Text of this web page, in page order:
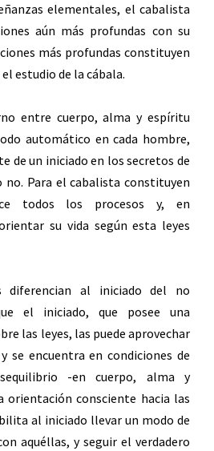
elementales, el cabalista
aún más profundas con su
más profundas constituyen
estudio de la cábala.
entre cuerpo, alma y espíritu
automático en cada hombre,
de un iniciado en los secretos de
no. Para el cabalista constituyen
todos los procesos y, en
su vida según esta leyes
diferencian al iniciado del no
el iniciado, que posee una
las leyes, las puede aprovechar
se encuentra en condiciones de
-en cuerpo, alma y
orientación consciente hacia las
al iniciado llevar un modo de
aquéllas, y seguir el verdadero